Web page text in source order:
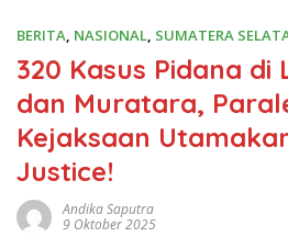
BERITA NASIONAL SUMATERA
320 Kasus Pidana di
dan Muratara,
Kejaksaan
Justice!
Andika Saputra
9 Oktober 2025